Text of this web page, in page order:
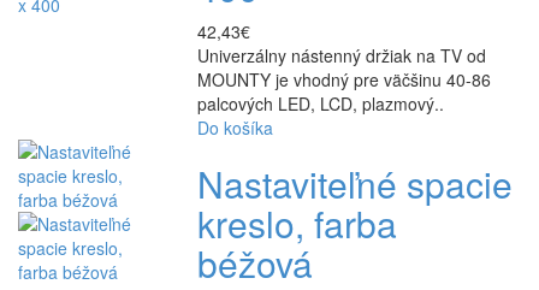
42,43€
Univerzálny nástenný držiak na TV od
MOUNTY je vhodný pre väčšinu 40-86
palcových LED, LCD, plazmový..
Do košíka
Nastaviteľné spacie
kreslo, farba
béžová